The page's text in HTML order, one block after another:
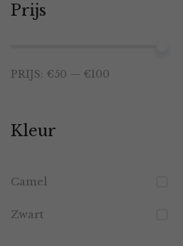
Prijs
PRIJS: €50 — €100
Kleur
Camel
Zwart